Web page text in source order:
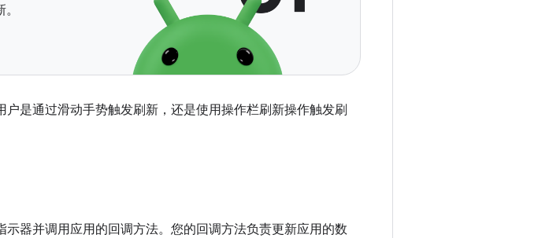
是通过滑动手势触发刷新，还是使用操作栏刷新操作触发刷
器并调用应用的回调方法。您的回调方法负责更新应用的数